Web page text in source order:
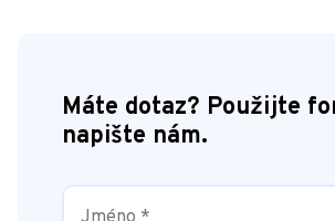
Máte dotaz? Použijte
napište nám.